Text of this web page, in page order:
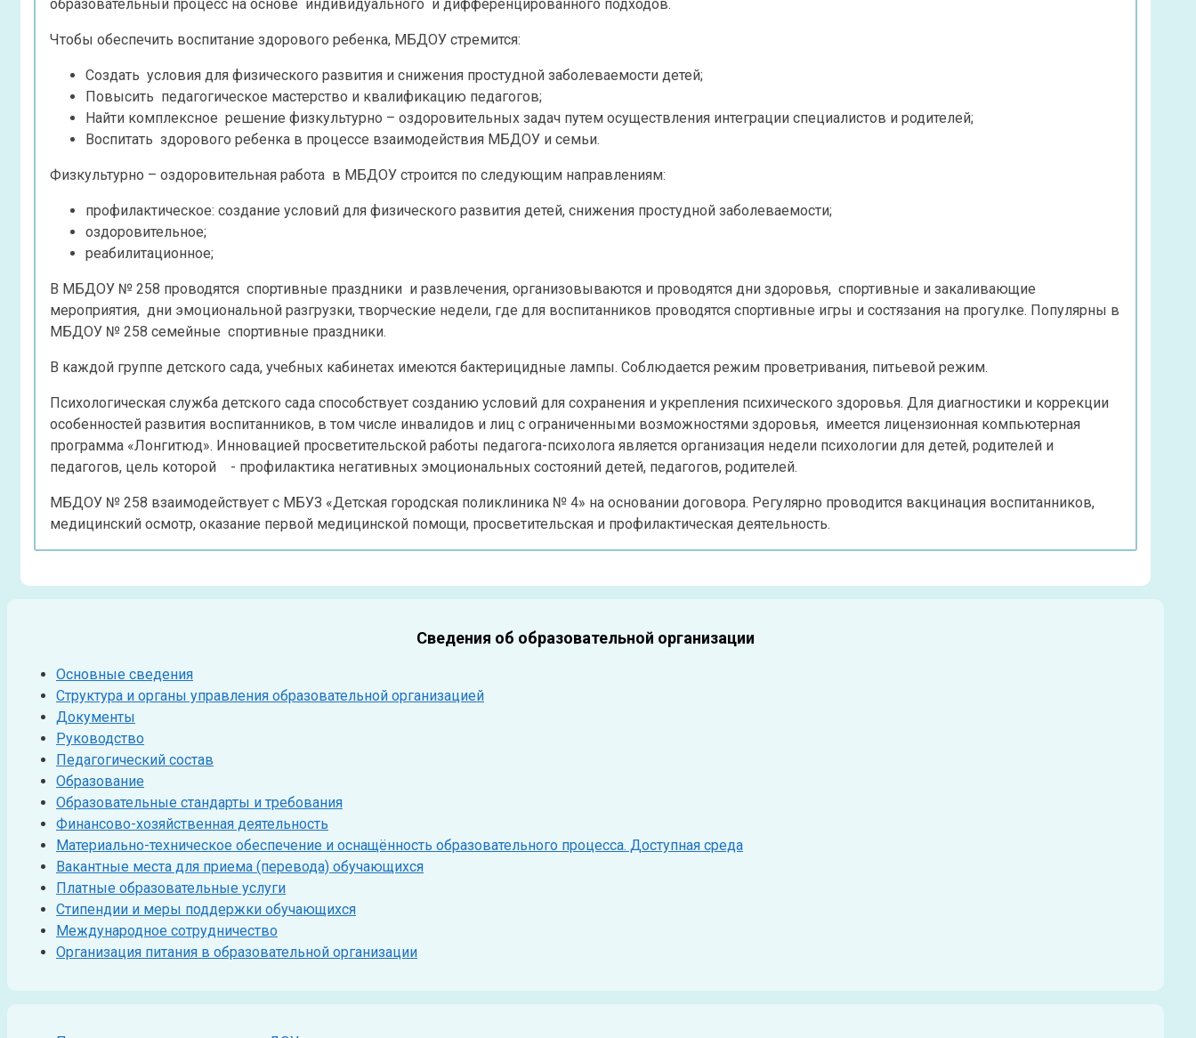
образовательный процесс на основе индивидуального и дифференцированного подходов.
Чтобы обеспечить воспитание здорового ребенка, МБДОУ стремится:
Создать условия для физического развития и снижения простудной заболеваемости детей;
Повысить педагогическое мастерство и квалификацию педагогов;
Найти комплексное решение физкультурно – оздоровительных задач путем осуществления интеграции специалистов и родителей;
Воспитать здорового ребенка в процессе взаимодействия МБДОУ и семьи.
Физкультурно – оздоровительная работа в МБДОУ строится по следующим направлениям:
профилактическое: создание условий для физического развития детей, снижения простудной заболеваемости;
оздоровительное;
реабилитационное;
В МБДОУ № 258 проводятся спортивные праздники и развлечения, организовываются и проводятся дни здоровья, спортивные и закаливающие
мероприятия, дни эмоциональной разгрузки, творческие недели, где для воспитанников проводятся спортивные игры и состязания на прогулке. Популярны в
МБДОУ № 258 семейные спортивные праздники.
В каждой группе детского сада, учебных кабинетах имеются бактерицидные лампы. Соблюдается режим проветривания, питьевой режим.
Психологическая служба детского сада способствует созданию условий для сохранения и укрепления психического здоровья. Для диагностики и коррекции
особенностей развития воспитанников, в том числе инвалидов и лиц с ограниченными возможностями здоровья, имеется лицензионная компьютерная
программа «Лонгитюд». Инновацией просветительской работы педагога-психолога является организация недели психологии для детей, родителей и
педагогов, цель которой - профилактика негативных эмоциональных состояний детей, педагогов, родителей.
МБДОУ № 258 взаимодействует с МБУЗ «Детская городская поликлиника № 4» на основании договора. Регулярно проводится вакцинация воспитанников,
медицинский осмотр, оказание первой медицинской помощи, просветительская и профилактическая деятельность.
Сведения об образовательной организации
Основные сведения
Структура и органы управления образовательной организацией
Документы
Руководство
Педагогический состав
Образование
Образовательные стандарты и требования
Финансово-хозяйственная деятельность
Материально-техническое обеспечение и оснащённость образовательного процесса. Доступная среда
Вакантные места для приема (перевода) обучающихся
Платные образовательные услуги
Стипендии и меры поддержки обучающихся
Международное сотрудничество
Организация питания в образовательной организации